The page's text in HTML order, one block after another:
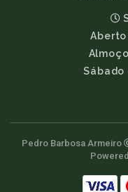
Aberto
Sábado
Pedro Barbosa Armeiro